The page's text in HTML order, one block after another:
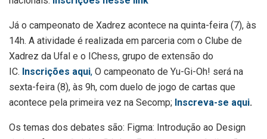
Já o campeonato de Xadrez acontece na quinta-feira (7), às
14h. A atividade é realizada em parceria com o Clube de
Xadrez da Ufal e o IChess, grupo de extensão do
IC. Inscrições aqui, O campeonato de Yu-Gi-Oh! será na
sexta-feira (8), às 9h, com duelo de jogo de cartas que
acontece pela primeira vez na Secomp; Inscreva-se aqui.
Os temas dos debates são: Figma: Introdução ao Design